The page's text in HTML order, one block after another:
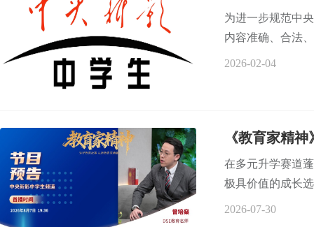
为进一步规范中
内容准确、合法
2026-02-04
《教育家精
在多元升学赛道
极具价值的成长
2026-07-30